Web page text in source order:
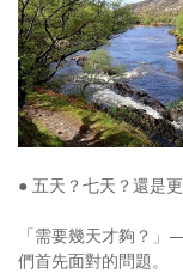
影音區
創意出版服務
歷史區
關於Yilan
個人著作
● 五天？七天？還是
「需要幾天才夠？
們首先面對的問題。